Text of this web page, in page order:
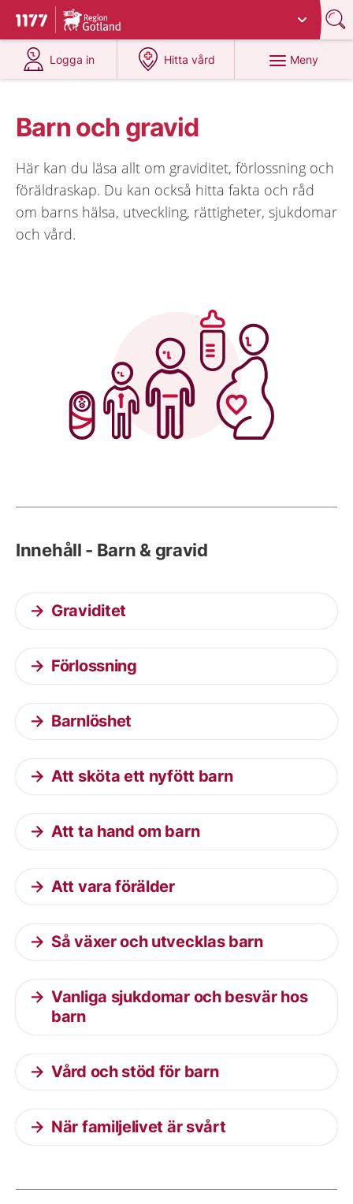
Till startsidan för 1177
Du har valt region
Logga in
på 1177.se
Hitta vård
på 1177.se
Meny
Barn och gravid
Här kan du läsa allt om graviditet, förlossning och
föräldraskap. Du kan också hitta fakta och råd
om barns hälsa, utveckling, rättigheter, sjukdomar
och vård.
Innehåll - Barn & gravid
Graviditet
Förlossning
Barnlöshet
Att sköta ett nyfött barn
Att ta hand om barn
Att vara förälder
Så växer och utvecklas barn
Vanliga sjukdomar och besvär hos
barn
Vård och stöd för barn
När familjelivet är svårt